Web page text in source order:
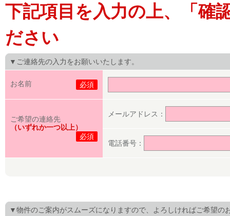
下記項目を入力の上、「確
ださい
▼ご連絡先の入力をお願いいたします。
お名前 必須
ご希望の連絡先
（いずれか一つ以上）
必須
メールアドレス：
電話番号：
▼物件のご案内がスムーズになりますので、よろしければご希望の